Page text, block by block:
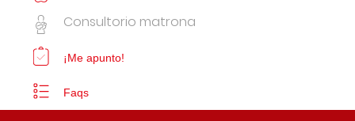
Consultorio matrona
¡Me apunto!
Faqs